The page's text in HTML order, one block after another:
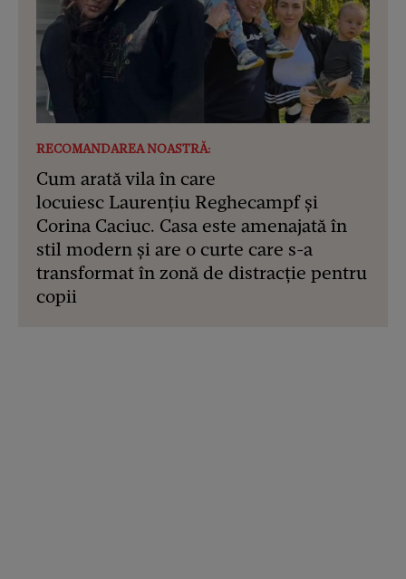
RECOMANDAREA NOASTRĂ:
Cum arată vila în care
locuiesc Laurențiu Reghecampf și
Corina Caciuc. Casa este amenajată în
stil modern și are o curte care s-a
transformat în zonă de distracție pentru
copii